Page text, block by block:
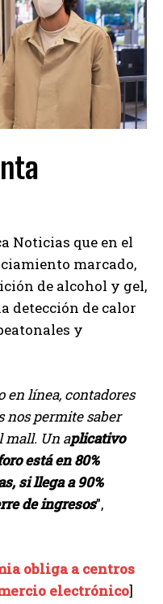
Noticias que en el
marcado,
de alcohol y gel,
detección de calor
y
en línea, contadores
nos permite saber
mall. Un aplicativo
está en 80%
si llega a 90%
de ingresos”,
obliga a centros
electrónico]